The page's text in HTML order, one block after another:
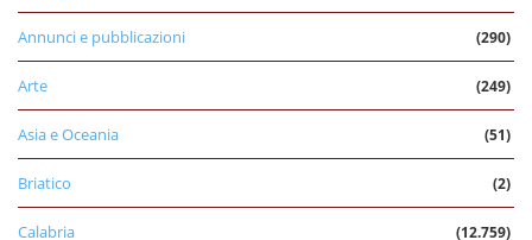
Annunci e pubblicazioni (290)
Arte (249)
Asia e Oceania (51)
Briatico (2)
Calabria (12.759)